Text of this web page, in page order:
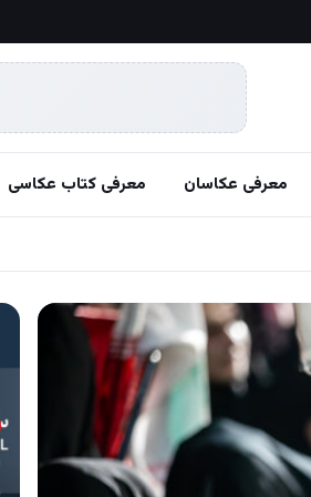
معرفی عکاسان معرفی کتاب عکاسی